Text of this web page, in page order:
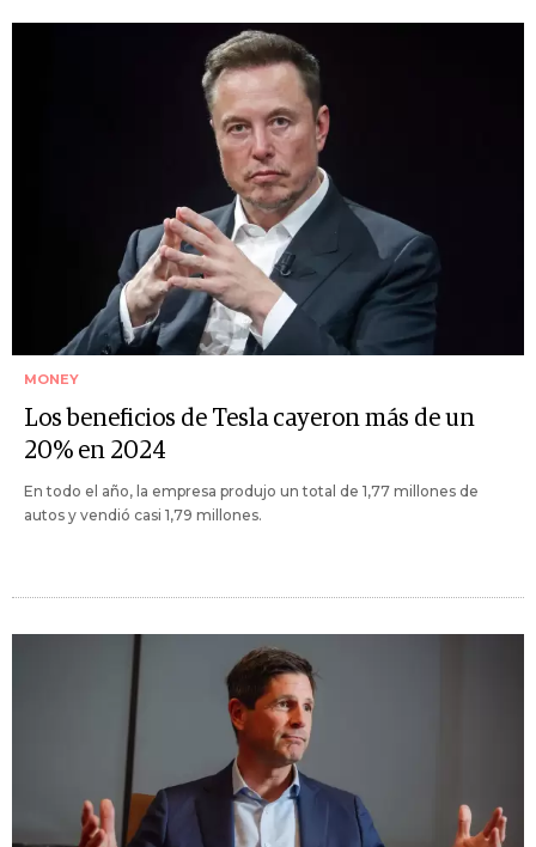
MONEY
Los beneficios de Tesla cayeron más de un
20% en 2024
En todo el año, la empresa produjo un total de 1,77 millones de
autos y vendió casi 1,79 millones.